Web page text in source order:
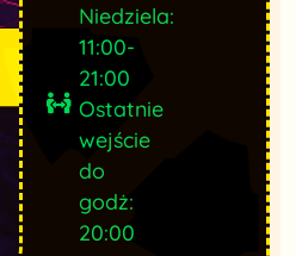
Niedziela:
11:00-
21:00
Ostatnie
wejście
do
godż:
20:00